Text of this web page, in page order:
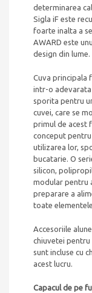
determinarea
Sigla iF este
foarte inalta a
AWARD este
design din lume.
Cuva principala
intr-o adevarata
sporita pentru
cuvei, care se
primul de acest
conceput pentru
utilizarea lor,
bucatarie. O
silicon,
modular pentru
preparare a
toate
Accesoriile
chiuvetei pentru
sunt incluse cu
acest lucru.
Capacul de pe